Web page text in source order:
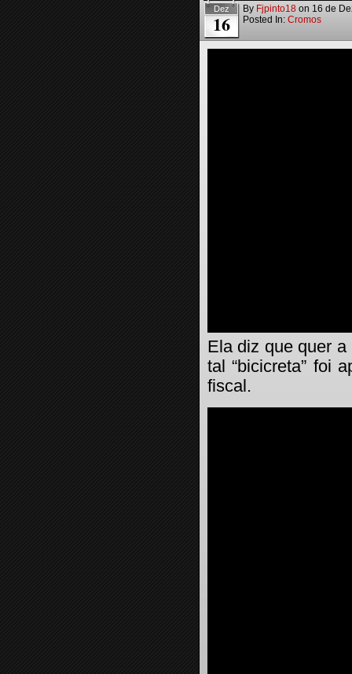
Dez
16
By Fjpinto18 on 16 de
Posted In: Cromos
Ela diz que quer
tal “bicicreta” foi
fiscal.